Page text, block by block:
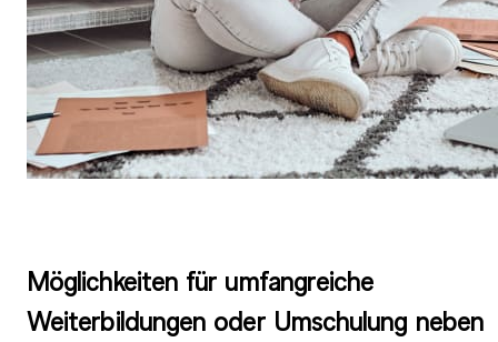
Möglichkeiten für umfangreiche
Weiterbildungen oder Umschulung neben